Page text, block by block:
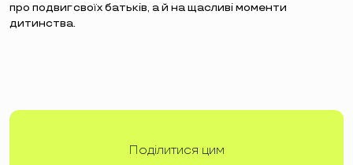
про подвиг своїх батьків, а й на щасливі моменти
дитинства.
Поділитися цим